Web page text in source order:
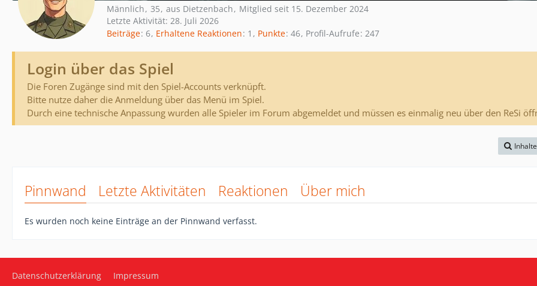
Männlich 35 aus Dietzenbach
Mitglied seit 15. Dezember 2024
Letzte Aktivität: 28. Juli 2026
Beiträge 6 Erhaltene Reaktionen 1 Punkte 46 Profil-Aufrufe 247
Login über das Spiel
Die Foren Zugänge sind mit den Spiel-Accounts verknüpft.
Bitte nutze daher die Anmeldung über das Menü im Spiel.
Durch eine technische Anpassung wurden alle Spieler im Forum abgemeldet und müssen es einmalig neu über den ReSi
Pinnwand Letzte Aktivitäten Reaktionen Über mich
Es wurden noch keine Einträge an der Pinnwand verfasst.
Datenschutzerklärung Impressum